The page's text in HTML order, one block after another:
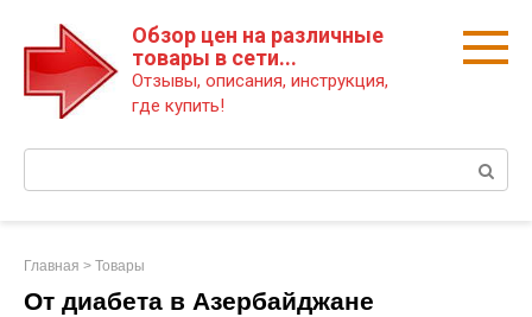
Обзор цен на различные
товары в сети...
Отзывы, описания, инструкция,
где купить!
Главная > Товары
От диабета в Азербайджане